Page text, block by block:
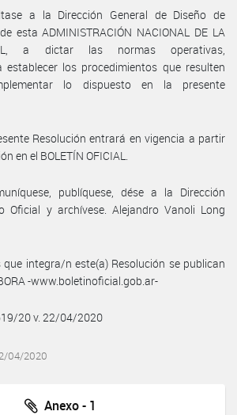
a la Dirección General de Diseño de
esta ADMINISTRACIÓN NACIONAL DE LA
a dictar las normas operativas,
los procedimientos que resulten
lo dispuesto en la presente
Resolución entrará en vigencia a partir
en el BOLETÍN OFICIAL.
publíquese, dése a la Dirección
Oficial y archívese. Alejandro Vanoli Long
que integra/n este(a) Resolución se publican
-www.boletinoficial.gob.ar-
20 v. 22/04/2020
04/2020
Anexo - 1